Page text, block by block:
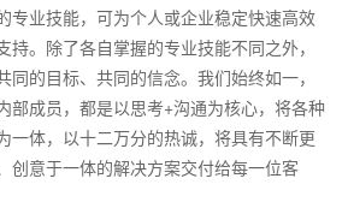
专业技能，可为个人或企业稳定快速高效
持。除了各自掌握的专业技能不同之外，
的目标、共同的信念。我们始终如一，
部成员，都是以思考+沟通为核心，将各种
一体，以十二万分的热诚，将具有不断更
创意于一体的解决方案交付给每一位客